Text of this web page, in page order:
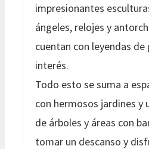
impresionantes
ángeles, relojes y
cuentan con leyendas
interés.
Todo esto se suma a
con hermosos jardines y
de árboles y áreas con
tomar un descanso y